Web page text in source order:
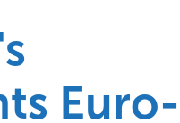
Euro-